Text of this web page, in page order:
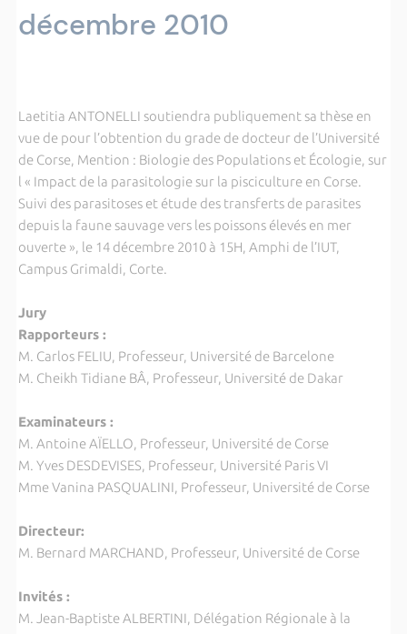
décembre 2010
Laetitia ANTONELLI soutiendra publiquement sa thèse en
vue de pour l’obtention du grade de docteur de l’Université
de Corse, Mention : Biologie des Populations et Écologie, sur
l « Impact de la parasitologie sur la pisciculture en Corse.
Suivi des parasitoses et étude des transferts de parasites
depuis la faune sauvage vers les poissons élevés en mer
ouverte », le 14 décembre 2010 à 15H, Amphi de l’IUT,
Campus Grimaldi, Corte.
Jury
Rapporteurs :
M. Carlos FELIU, Professeur, Université de Barcelone
M. Cheikh Tidiane BÂ, Professeur, Université de Dakar
Examinateurs :
M. Antoine AÏELLO, Professeur, Université de Corse
M. Yves DESDEVISES, Professeur, Université Paris VI
Mme Vanina PASQUALINI, Professeur, Université de Corse
Directeur:
M. Bernard MARCHAND, Professeur, Université de Corse
Invités :
M. Jean-Baptiste ALBERTINI, Délégation Régionale à la